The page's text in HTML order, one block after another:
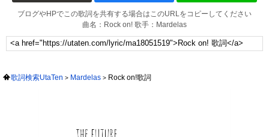
ブログやHPでこの歌詞を共有する場合はこのURLをコピーしてください
曲名：Rock on! 歌手：Mardelas
歌詞検索UtaTen Mardelas Rock on!歌詞